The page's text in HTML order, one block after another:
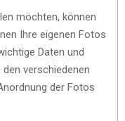
möchten, können
Ihre eigenen Fotos
Daten und
verschiedenen
der Fotos